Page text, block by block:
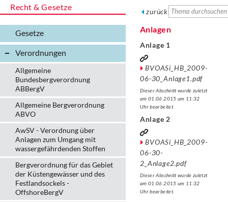
Recht & Gesetze
Gesetze
Verordnungen
Allgemeine
Bundesbergverordnung
ABBergV
Allgemeine Bergverordnung
ABVO
AwSV - Verordnung über
Anlagen zum Umgang mit
wassergefährdenden Stoffen
Bergverordnung für das Gebiet
der Küstengewässer und des
Festlandsockels -
OffshoreBergV
zurück
Anlagen
Anlage 1
BVOASi_HB_2009-
06-30_Anlage1.pdf
Dieser Abschnitt wurde zuletzt
am 01.06.2015 um 11:32
Uhr bearbeitet.
Anlage 2
BVOASi_HB_2009-
06-30-
2_Anlage2.pdf
Dieser Abschnitt wurde zuletzt
am 01.06.2015 um 11:32
Uhr bearbeitet.